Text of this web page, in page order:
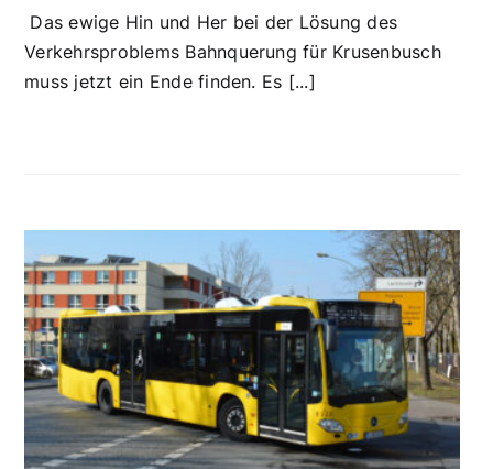
Das ewige Hin und Her bei der Lösung des
Verkehrsproblems Bahnquerung für Krusenbusch
muss jetzt ein Ende finden. Es [...]